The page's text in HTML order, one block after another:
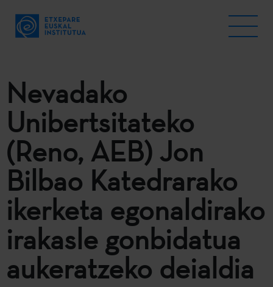
Nevadako
Unibertsitateko
(Reno, AEB) Jon
Bilbao Katedrarako
ikerketa egonaldirako
irakasle gonbidatua
aukeratzeko deialdia